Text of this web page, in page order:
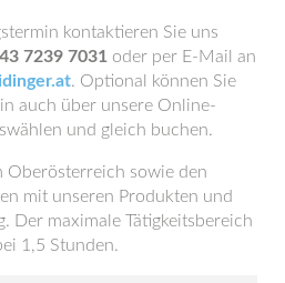
kontaktieren Sie uns
7239 7031 oder per E-Mail an
. Optional können Sie
auch über unsere Online-
und gleich buchen.
Oberösterreich sowie den
mit unseren Produkten und
Der maximale Tätigkeitsbereich
1,5 Stunden.